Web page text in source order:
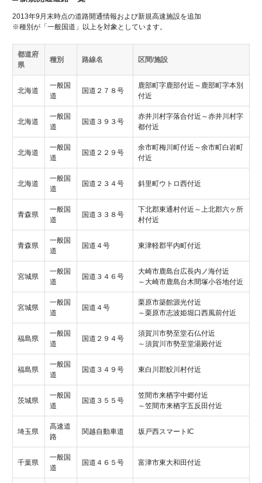
2013年9月末時点の道路開通情報および新規高速施設を追加
※種別が「一般国道」以上を対象としています。
都道府
県
種別 路線名 区間/施設
北海道
一般国
道
国道２７８号
鹿部町字鹿部付近～鹿部町字本別
付近
北海道
一般国
道
国道３９３号
赤井川村字落合付近～赤井川村字
都付近
北海道
一般国
道
国道２２９号
余市町梅川町付近～余市町白岩町
付近
北海道
一般国
道
国道２３４号 斜里町ウトロ西付近
青森県
一般国
道
国道３３８号
下北郡東通村付近～上北郡六ヶ所
村付近
青森県
一般国
道
国道４号 東津軽郡平内町付近
宮城県
一般国
道
国道３４６号
大崎市鹿島台広長内ノ海付近
～大崎市鹿島台木間塚小谷地付近
宮城県
一般国
道
国道４号
栗原市築館源光付近
～栗原市志波姫堀口西風前付近
福島県
一般国
道
国道２９４号
須賀川市勢至堂石仏付近
～須賀川市勢至堂湯殿付近
福島県
一般国
道
国道３４９号 東白川郡鮫川村付近
茨城県
一般国
道
国道３５５号
笠間市来栖字中郷付近
～笠間市来栖字五反田付近
埼玉県
高速道
路
関越自動車道 坂戸西スマートIC
千葉県
一般国
道
国道４６５号 富津市東大和田付近